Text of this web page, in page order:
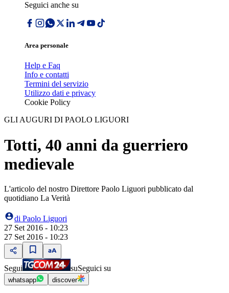
Seguici anche su
Area personale
Help e Faq
Info e contatti
Termini del servizio
Utilizzo dati e privacy
Cookie Policy
GLI AUGURI DI PAOLO LIGUORI
Totti, 40 anni da guerriero
medievale
L'articolo del nostro Direttore Paolo Liguori pubblicato dal
quotidiano La Verità
di Paolo Liguori
27 Set 2016 - 10:23
27 Set 2016 - 10:23
Segui suSeguici su
whatsapp discover